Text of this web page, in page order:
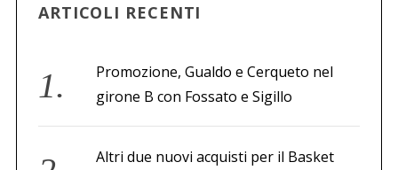
ARTICOLI RECENTI
Promozione, Gualdo e Cerqueto nel
girone B con Fossato e Sigillo
Altri due nuovi acquisti per il Basket